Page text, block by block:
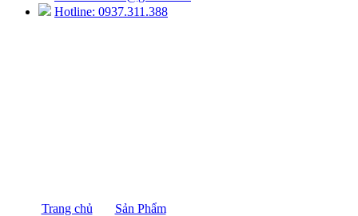
Hotline: 0937.311.388
Trang chủ Sản Phẩm/